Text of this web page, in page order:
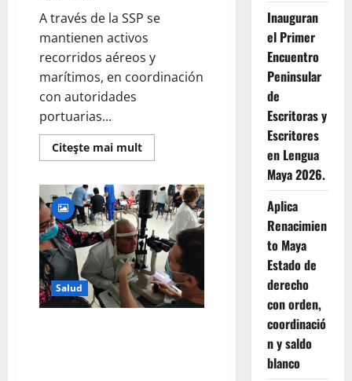
A través de la SSP se
mantienen activos
recorridos aéreos y
marítimos, en coordinación
con autoridades
portuarias...
Citeşte mai multRead
more
de
Yucatán
refuerza
operativo
para
encontrar
a
pescador
extraviado
en
altamar.
Salud
Inauguran
el Primer
Encuentro
Peninsular
de
Escritoras y
Escritores
en Lengua
Maya 2026.
Aplica
Renacimien
to Maya
Estado de
derecho
con orden,
coordinació
n y saldo
blanco